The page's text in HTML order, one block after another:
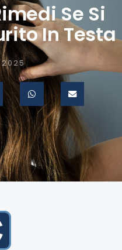
Se Si
In Testa